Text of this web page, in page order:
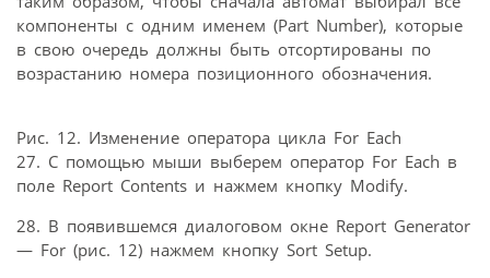
компоненты с одним именем (Part Number), которые
в свою очередь должны быть отсортированы по
возрастанию номера позиционного обозначения.
Рис. 12. Изменение оператора цикла For Each
27. С помощью мыши выберем оператор For Each в
поле Report Contents и нажмем кнопку Modify.
28. В появившемся диалоговом окне Report Generator
— For (рис. 12) нажмем кнопку Sort Setup.